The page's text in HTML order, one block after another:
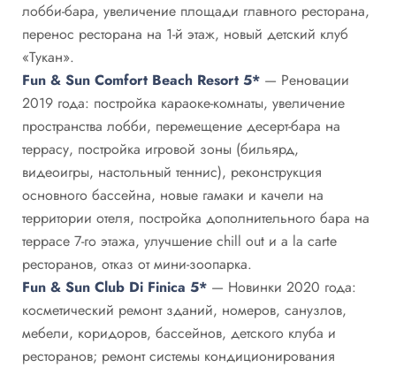
лобби-бара, увеличение площади главного ресторана,
перенос ресторана на 1-й этаж, новый детский клуб
«Тукан».
Fun & Sun Comfort Beach Resort 5* — Реновации
2019 года: постройка караоке-комнаты, увеличение
пространства лобби, перемещение десерт-бара на
террасу, постройка игровой зоны (бильярд,
видеоигры, настольный теннис), реконструкция
основного бассейна, новые гамаки и качели на
территории отеля, постройка дополнительного бара на
террасе 7-го этажа, улучшение chill out и a la carte
ресторанов, отказ от мини-зоопарка.
Fun & Sun Club Di Finica 5* — Новинки 2020 года:
косметический ремонт зданий, номеров, санузлов,
мебели, коридоров, бассейнов, детского клуба и
ресторанов; ремонт системы кондиционирования